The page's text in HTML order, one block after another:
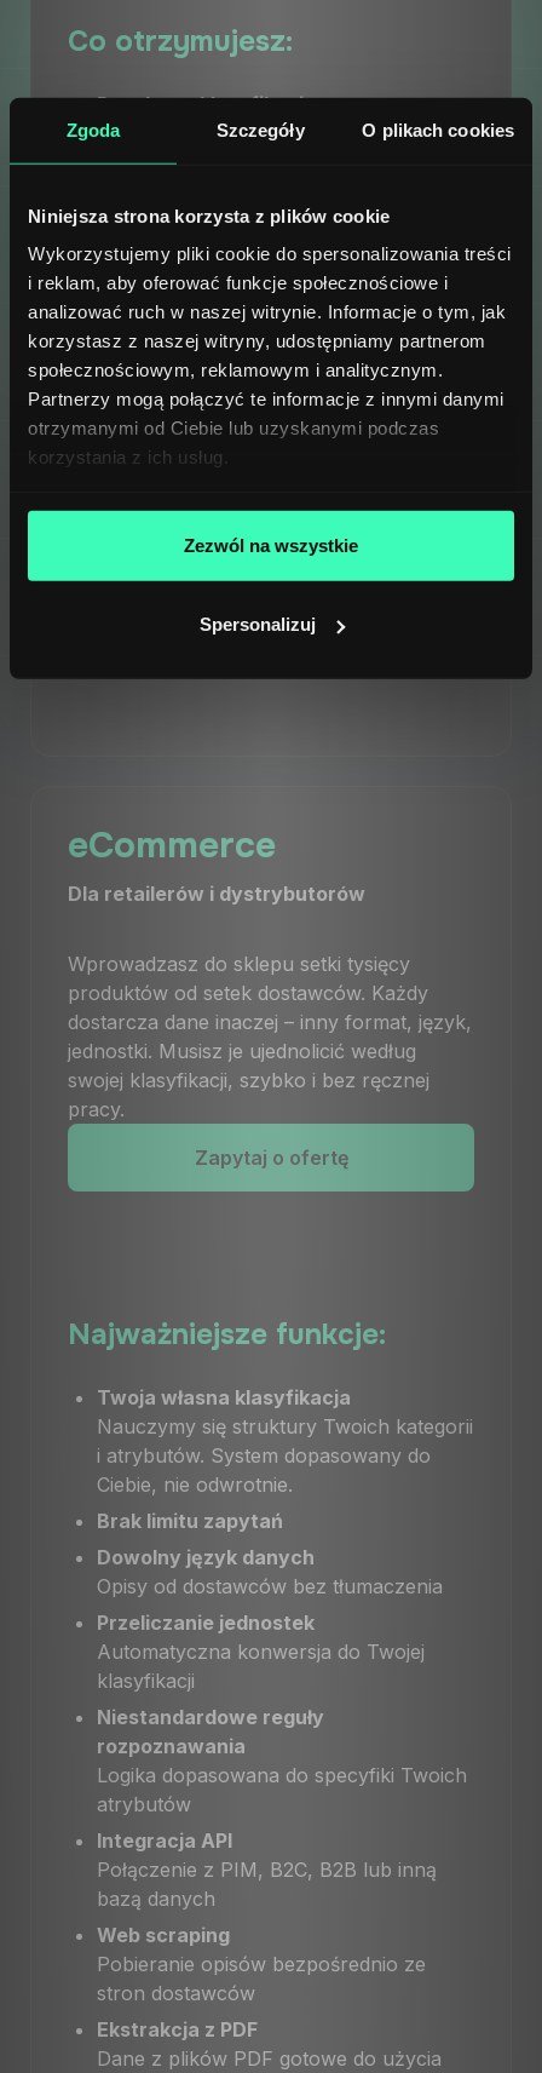
Zgoda Szczegóły O plikach cookies
Niniejsza strona korzysta z plików cookie
Wykorzystujemy pliki cookie do spersonalizowania treści
i reklam, aby oferować funkcje społecznościowe i
analizować ruch w naszej witrynie. Informacje o tym, jak
korzystasz z naszej witryny, udostępniamy partnerom
społecznościowym, reklamowym i analitycznym.
Partnerzy mogą połączyć te informacje z innymi danymi
otrzymanymi od Ciebie lub uzyskanymi podczas
korzystania z ich usług.
Zezwól na wszystkie
Spersonalizuj
Co otrzymujesz:
Popularne klasyfikacje
ETIM, ECLASS, GPC – ta sama jakość
uzupełniania co w wersji płatnej
Amazon, eBay, Kaufland, Allegro i inne.
Znajdź właściwą klasę i automatycznie
uzupełnij wartości atrybutów.
Przeliczanie jednostek
Automatyczna konwersja do wymagań
klasyfikacji. Zero ręcznych obliczeń,
zero błędów.
Dowolny język danych
Opisy w języku źródłowym, bez
tłumaczenia. Chiński, niemiecki, angielski
– bez problemu.
Bez integracji, bez konfiguracji.
eCommerce
Dla retailerów i dystrybutorów
Wprowadzasz do sklepu setki tysięcy
produktów od setek dostawców. Każdy
dostarcza dane inaczej – inny format, język,
jednostki. Musisz je ujednolicić według
swojej klasyfikacji, szybko i bez ręcznej
pracy.
Zapytaj o ofertę
Najważniejsze funkcje:
Twoja własna klasyfikacja
Nauczymy się struktury Twoich kategorii
i atrybutów. System dopasowany do
Ciebie, nie odwrotnie.
Brak limitu zapytań
Dowolny język danych
Opisy od dostawców bez tłumaczenia
Przeliczanie jednostek
Automatyczna konwersja do Twojej
klasyfikacji
Niestandardowe reguły
rozpoznawania
Logika dopasowana do specyfiki Twoich
atrybutów
Integracja API
Połączenie z PIM, B2C, B2B lub inną
bazą danych
Web scraping
Pobieranie opisów bezpośrednio ze
stron dostawców
Ekstrakcja z PDF
Dane z plików PDF gotowe do użycia